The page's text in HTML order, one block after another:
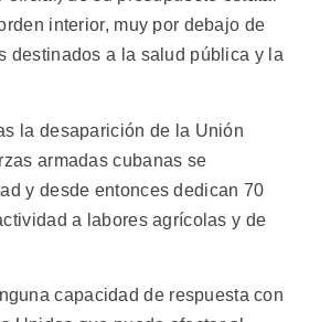
interior, muy por debajo de
destinados a la salud pública y la
la desaparición de la Unión
armadas cubanas se
y desde entonces dedican 70
a labores agrícolas y de
capacidad de respuesta con